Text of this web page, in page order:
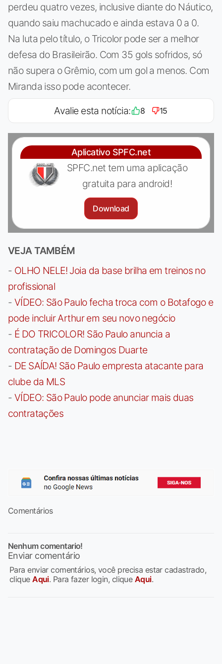
perdeu quatro vezes, inclusive diante do Náutico,
quando saiu machucado e ainda estava 0 a 0.
Na luta pelo título, o Tricolor pode ser a melhor
defesa do Brasileirão. Com 35 gols sofridos, só
não supera o Grêmio, com um gol a menos. Com
Miranda isso pode acontecer.
Avalie esta notícia: 8 15
Aplicativo SPFC.net
SPFC.net tem uma aplicação
gratuita para android!
Download
VEJA TAMBÉM
- OLHO NELE! Joia da base brilha em treinos no
profissional
- VÍDEO: São Paulo fecha troca com o Botafogo e
pode incluir Arthur em seu novo negócio
- É DO TRICOLOR! São Paulo anuncia a
contratação de Domingos Duarte
- DE SAÍDA! São Paulo empresta atacante para
clube da MLS
- VÍDEO: São Paulo pode anunciar mais duas
contratações
Comentários
Nenhum comentario!
Enviar comentário
Para enviar comentários, você precisa estar cadastrado,
cliqueAqui. Para fazer login, clique Aqui.